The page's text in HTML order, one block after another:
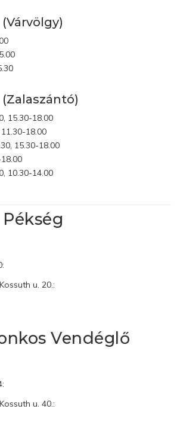
15.30-18.00
18.00
15.30-18.00
10.30-14.00
u. 20.:
Vendéglő
u. 40.: